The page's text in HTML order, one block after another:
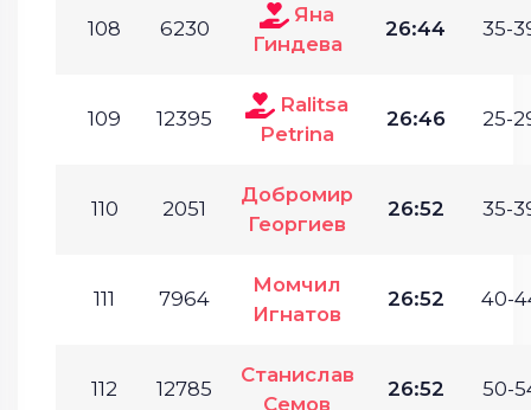
108 6230
Яна
Гиндева
26:44 35-
109 12395
Ralitsa
Petrina
26:46 25-
110 2051
Добромир
Георгиев
26:52 35-
111 7964
Момчил
Игнатов
26:52 40-
112 12785
Станислав
Семов
26:52 50-